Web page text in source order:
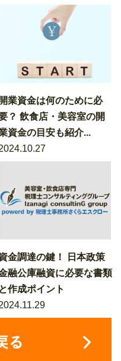
開業資金は何のために必
？ 飲食店・美容室の開
資金の目安も紹介...
金調達の鍵！ 日本政策
融公庫融資に必要な書類
と作成ポイント